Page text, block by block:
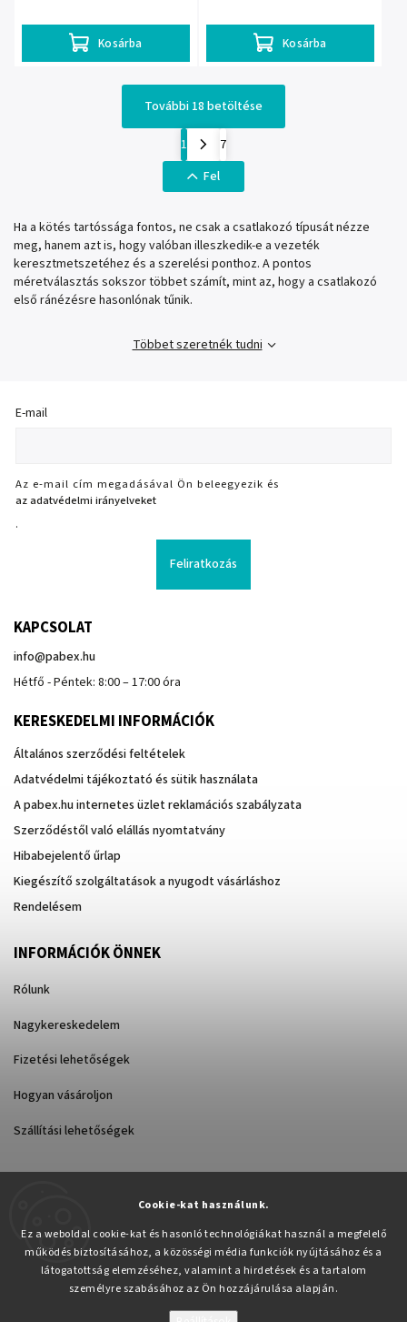
Cookie-kat használunk.
Ez a weboldal cookie-kat és hasonló technológiákat használ a megfelelő
működés biztosításához, a közösségi média funkciók nyújtásához és a
látogatottság elemzéséhez, valamint a hirdetések és a tartalom
személyre szabásához az Ön hozzájárulása alapján.
Kosárba Kosárba
További 18 betöltése
1
7
Fel
Ha a kötés tartóssága fontos, ne csak a csatlakozó típusát nézze
meg, hanem azt is, hogy valóban illeszkedik-e a vezeték
keresztmetszetéhez és a szerelési ponthoz. A pontos
méretválasztás sokszor többet számít, mint az, hogy a csatlakozó
első ránézésre hasonlónak tűnik.
Többet szeretnék tudni
E-mail
Az e-mail cím megadásával Ön beleegyezik és
az adatvédelmi irányelveket
.
Feliratkozás
KAPCSOLAT
info@pabex.hu
Hétfő - Péntek: 8:00 – 17:00 óra
KERESKEDELMI INFORMÁCIÓK
Általános szerződési feltételek
Adatvédelmi tájékoztató és sütik használata
A pabex.hu internetes üzlet reklamációs szabályzata
Szerződéstől való elállás nyomtatvány
Hibabejelentő űrlap
Kiegészítő szolgáltatások a nyugodt vásárláshoz
Rendelésem
INFORMÁCIÓK ÖNNEK
Rólunk
Nagykereskedelem
Fizetési lehetőségek
Hogyan vásároljon
Szállítási lehetőségek